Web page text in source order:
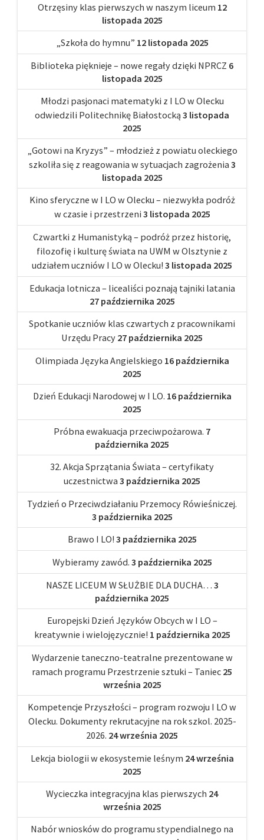
Otrzęsiny klas pierwszych w naszym liceum 12
listopada 2025
„Szkoła do hymnu” 12 listopada 2025
Biblioteka pięknieje – nowe regały dzięki NPRCZ 6
listopada 2025
Młodzi pasjonaci matematyki z I LO w Olecku
odwiedzili Politechnikę Białostocką 3 listopada
2025
„Gotowi na Kryzys” – młodzież z powiatu oleckiego
szkoliła się z reagowania w sytuacjach zagrożenia 3
listopada 2025
Kino sferyczne w I LO w Olecku – niezwykła podróż
w czasie i przestrzeni 3 listopada 2025
Czwartki z Humanistyką – podróż przez historię,
filozofię i kulturę świata na UWM w Olsztynie z
udziałem uczniów I LO w Olecku! 3 listopada 2025
Edukacja lotnicza – licealiści poznają tajniki latania
27 października 2025
Spotkanie uczniów klas czwartych z pracownikami
Urzędu Pracy 27 października 2025
Olimpiada Języka Angielskiego 16 października
2025
Dzień Edukacji Narodowej w I LO. 16 października
2025
Próbna ewakuacja przeciwpożarowa. 7
października 2025
32. Akcja Sprzątania Świata – certyfikaty
uczestnictwa 3 października 2025
Tydzień o Przeciwdziałaniu Przemocy Rówieśniczej.
3 października 2025
Brawo I LO! 3 października 2025
Wybieramy zawód. 3 października 2025
NASZE LICEUM W SŁUŻBIE DLA DUCHA… 3
października 2025
Europejski Dzień Języków Obcych w I LO –
kreatywnie i wielojęzycznie! 1 października 2025
Wydarzenie taneczno-teatralne prezentowane w
ramach programu Przestrzenie sztuki – Taniec 25
września 2025
Kompetencje Przyszłości – program rozwoju I LO w
Olecku. Dokumenty rekrutacyjne na rok szkol. 2025-
2026. 24 września 2025
Lekcja biologii w ekosystemie leśnym 24 września
2025
Wycieczka integracyjna klas pierwszych 24
września 2025
Nabór wniosków do programu stypendialnego na